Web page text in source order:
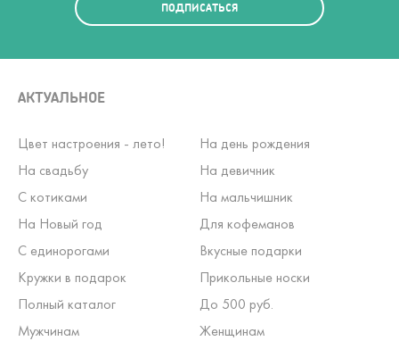
ПОДПИСАТЬСЯ
АКТУАЛЬНОЕ
Цвет настроения - лето!
На день рождения
На свадьбу
На девичник
С котиками
На мальчишник
На Новый год
Для кофеманов
С единорогами
Вкусные подарки
Кружки в подарок
Прикольные носки
Полный каталог
До 500 руб.
Мужчинам
Женщинам